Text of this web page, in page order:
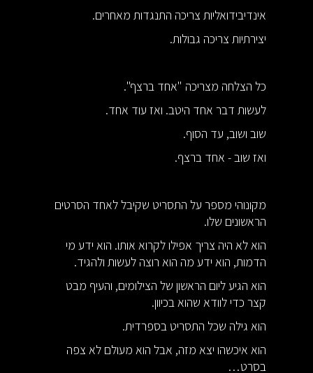
אינדיבידואליות צריכה התנגדות מאחרים.
יצירתיות צריכה גבולות.
כל הצלחה מצריכה "אחד ברצף".
לעשות דבר אחד היטב. ואז עוד אחד.
שוב ושוב, עד הסוף.
ואז שוב - אחד ברצף.
מקונוהי מספר על התסריט שקיבל לאחד הסרטים
הראשונים שלו.
הוא לא היה צריך אפילו לקרוא אותו. הוא ידע מי
הדמות, הוא ידע מה הוא רוצה לעשות ולהגיד.
הוא הגיע ליום הראשון של הצילומים, והעיף מבט
קצר כדי לוודא שהוא בכיוון.
הוא גילה שכל התסריט בספרדית.
הוא איכשהו יצא מזה, אבל הוא מעולם לא צפה
בסרט…